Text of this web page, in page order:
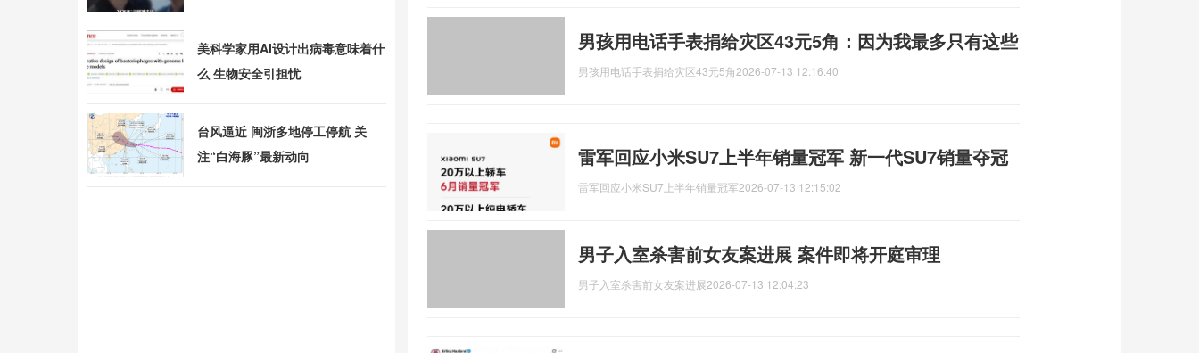
男孩用电话手表捐给灾区43元5角：因为我最多只有这些
男孩用电话手表捐给灾区43元5角2026-07-13 12:16:40
雷军回应小米SU7上半年销量冠军 新一代SU7销量夺冠
雷军回应小米SU7上半年销量冠军2026-07-13 12:15:02
男子入室杀害前女友案进展 案件即将开庭审理
男子入室杀害前女友案进展2026-07-13 12:04:23
美科学家用AI设计出病毒意味着什
么 生物安全引担忧
台风逼近 闽浙多地停工停航 关
注“白海豚”最新动向